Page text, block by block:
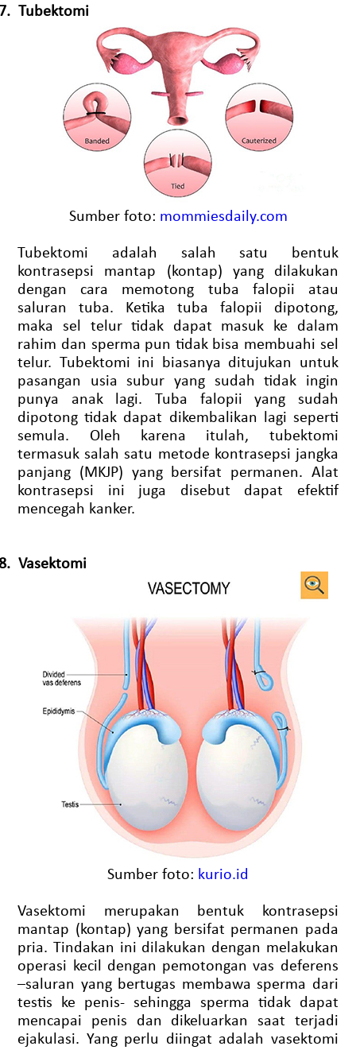
Tubektomi
Sumber foto: mommiesdaily.com
Tubektomi adalah salah satu bentuk
kontrasepsi mantap (kontap) yang dilakukan
dengan cara memotong tuba falopii atau
saluran tuba. Ketika tuba falopii dipotong,
maka sel telur tidak dapat masuk ke dalam
rahim dan sperma pun tidak bisa membuahi sel
telur. Tubektomi ini biasanya ditujukan untuk
pasangan usia subur yang sudah tidak ingin
punya anak lagi. Tuba falopii yang sudah
dipotong tidak dapat dikembalikan lagi seperti
semula. Oleh karena itulah, tubektomi
termasuk salah satu metode kontrasepsi jangka
panjang (MKJP) yang bersifat permanen. Alat
kontrasepsi ini juga disebut dapat efektif
mencegah kanker.
Vasektomi
Sumber foto: kurio.id
Vasektomi merupakan bentuk kontrasepsi
mantap (kontap) yang bersifat permanen pada
pria. Tindakan ini dilakukan dengan melakukan
operasi kecil dengan pemotongan vas deferens
–saluran yang bertugas membawa sperma dari
testis ke penis- sehingga sperma tidak dapat
mencapai penis dan dikeluarkan saat terjadi
ejakulasi. Yang perlu diingat adalah vasektomi